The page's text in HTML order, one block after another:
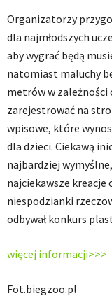
Organizatorzy
dla najmłodszych
aby wygrać będą
natomiast maluchy
metrów w zależności
zarejestrować na
wpisowe, które
dla dzieci. Ciekawą
najbardziej
najciekawsze
niespodzianki
odbywał konkurs
więcej informacji>>>
Fot.biegzoo.pl